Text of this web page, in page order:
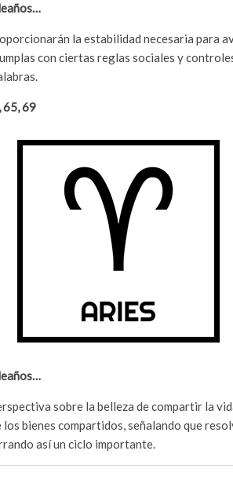
la estabilidad necesaria para
con ciertas reglas sociales y
65, 69
sobre la belleza de compartir la
los bienes compartidos, señalando que
así un ciclo importante.